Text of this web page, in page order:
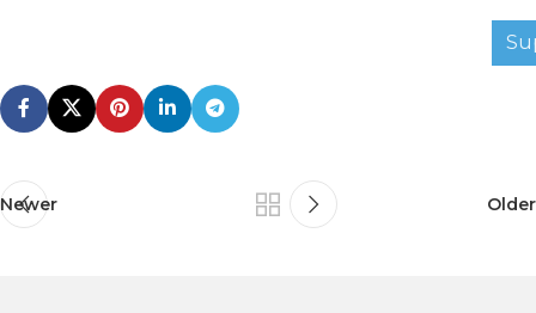
Newer Older